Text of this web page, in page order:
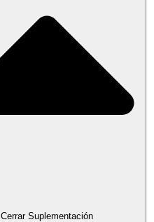
Cerrar Suplementación